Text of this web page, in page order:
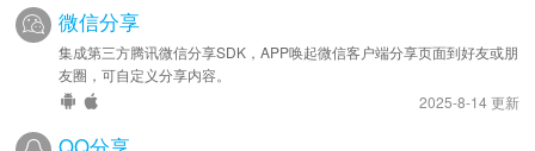
微信分享
集成第三方腾讯微信分享SDK，APP唤起微信客户端分享页面到好友或朋
友圈，可自定义分享内容。
2025-8-14 更新